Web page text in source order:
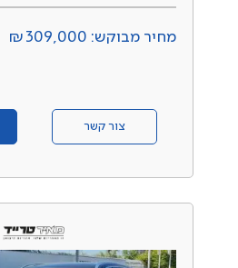
מחיר מבוקש: ₪309,000
צור קשר